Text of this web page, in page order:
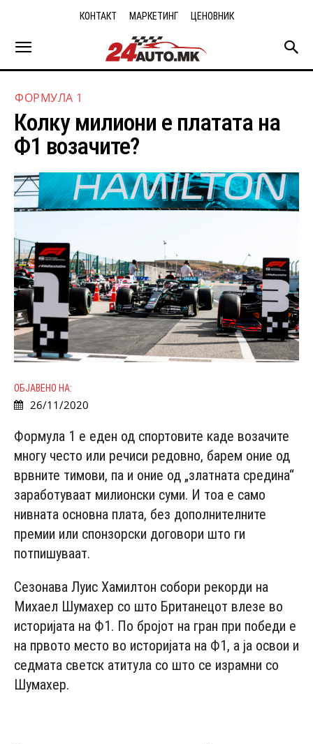
КОНТАКТ МАРКЕТИНГ ЦЕНОВНИК
ФОРМУЛА 1
Колку милиони е платата на
Ф1 возачите?
ОБЈАВЕНО НА:
26/11/2020
Формула 1 е еден од спортовите каде возачите
многу често или речиси редовно, барем оние од
врвните тимови, па и оние од „златната средина“
заработуваат милионски суми. И тоа е само
нивната основна плата, без дополнителните
премии или спонзорски договори што ги
потпишуваат.
Сезонава Луис Хамилтон собори рекорди на
Михаел Шумахер со што Британецот влезе во
историјата на Ф1. По бројот на гран при победи е
на првото место во историјата на Ф1, а ја освои и
седмата светск атитула со што се израмни со
Шумахер.